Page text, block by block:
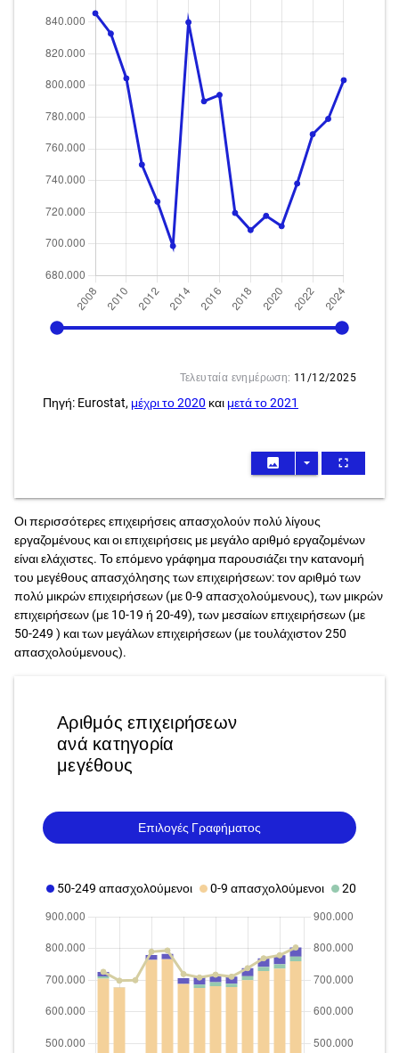
2008 2024
Τελευταία ενημέρωση: 11/12/2025
Πηγή: Eurostat, μέχρι το 2020 και μετά το 2021
image arrow_drop_down fullscreen
Οι περισσότερες επιχειρήσεις απασχολούν πολύ λίγους
εργαζομένους και οι επιχειρήσεις με μεγάλο αριθμό εργαζομένων
είναι ελάχιστες. Το επόμενο γράφημα παρουσιάζει την κατανομή
του μεγέθους απασχόλησης των επιχειρήσεων: τον αριθμό των
πολύ μικρών επιχειρήσεων (με 0-9 απασχολούμενους), των μικρών
επιχειρήσεων (με 10-19 ή 20-49), των μεσαίων επιχειρήσεων (με
50-249 ) και των μεγάλων επιχειρήσεων (με τουλάχιστον 250
απασχολούμενους).
Αριθμός επιχειρήσεων
ανά κατηγορία
μεγέθους
Επιλογές Γραφήματος
50-249 απασχολoύμενοι 0-9 απασχολoύμενοι 20-49